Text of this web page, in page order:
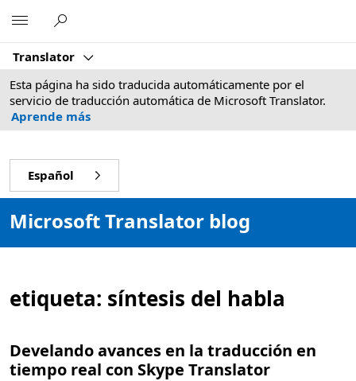
Translator
Esta página ha sido traducida automáticamente por el
servicio de traducción automática de Microsoft Translator.
Aprende más
Español
Microsoft Translator blog
etiqueta: síntesis del habla
Develando avances en la traducción en
tiempo real con Skype Translator